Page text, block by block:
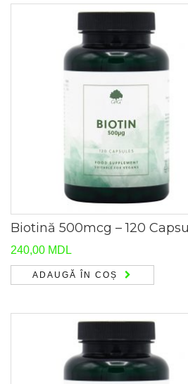
Biotină 500mcg – 120
240,00 MDL
ADAUGĂ ÎN COȘ